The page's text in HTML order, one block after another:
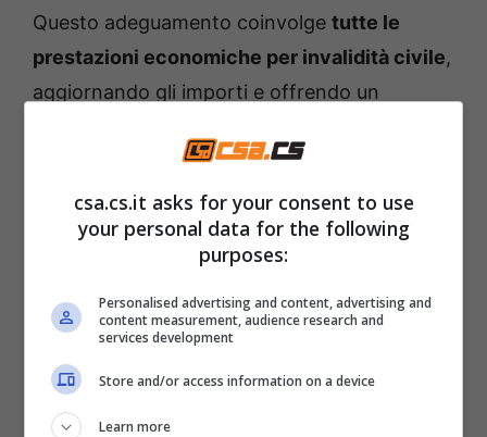
Questo adeguamento coinvolge tutte le
prestazioni economiche per invalidità civile,
aggiornando gli importi e offrendo un
I valori aggiornati risultano quindi
leggermente superiori rispetto all’anno
precedente, mostrando un aumento
uniforme per le fasce base, mentre le
categorie con importi più alti registrano una
crescita in valore assoluto più evidente.
csa.cs.it asks for your consent to use
your personal data for the following
purposes:
Personalised advertising and content, advertising and
content measurement, audience research and
services development
Store and/or access information on a device
Learn more